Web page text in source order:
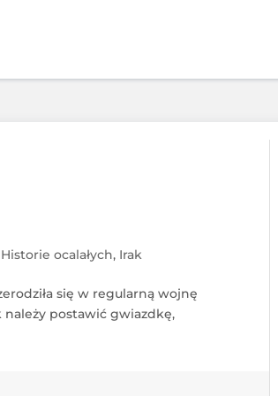
Historie ocalałych, Irak
się w regularną wojnę
należy postawić gwiazdkę,